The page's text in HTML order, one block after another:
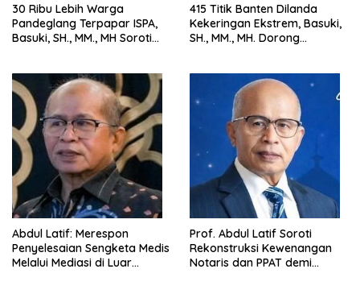
30 Ribu Lebih Warga
Pandeglang Terpapar ISPA,
Basuki, SH., MM., MH Soroti
415 Titik Banten Dilanda
Kekeringan Ekstrem, Basuki,
SH., MM., MH. Dorong
Abdul Latif: Merespon
Penyelesaian Sengketa Medis
Melalui Mediasi di Luar
Prof. Abdul Latif Soroti
Rekonstruksi Kewenangan
Notaris dan PPAT demi